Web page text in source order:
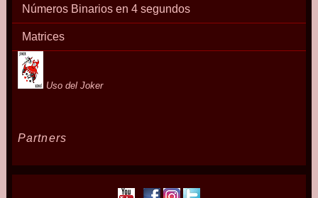
Números Binarios en 4 segundos
Matrices
Uso del Joker
Partners